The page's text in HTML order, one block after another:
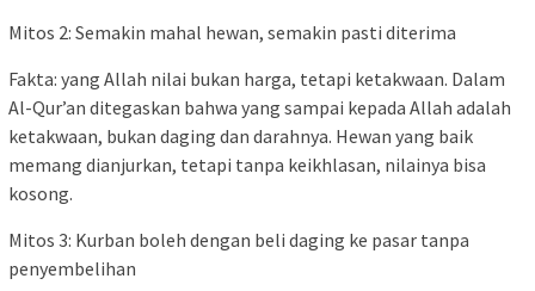
Mitos 2: Semakin mahal hewan, semakin pasti diterima
Fakta: yang Allah nilai bukan harga, tetapi ketakwaan. Dalam
Al-Qur’an ditegaskan bahwa yang sampai kepada Allah adalah
ketakwaan, bukan daging dan darahnya. Hewan yang baik
memang dianjurkan, tetapi tanpa keikhlasan, nilainya bisa
kosong.
Mitos 3: Kurban boleh dengan beli daging ke pasar tanpa
penyembelihan